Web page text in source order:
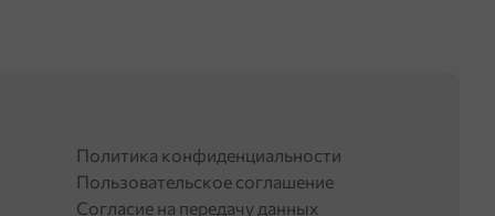
Политика конфиденциальности
Пользовательское соглашение
Согласие на передачу данных